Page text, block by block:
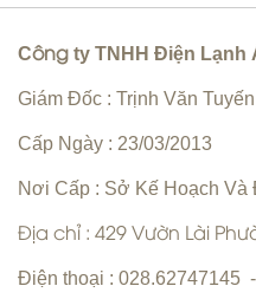
Bơm gas máy lạnh
máy lạnh Quận 6
Công ty TNHH Điện Lạnh
Giám Đốc : Trịnh Văn Tuyến
Cấp Ngày : 23/03/2013
Nơi Cấp : Sở Kế Hoạch
Địa chỉ : 429 Vườn Lài
Điện thoại : 028.62747145